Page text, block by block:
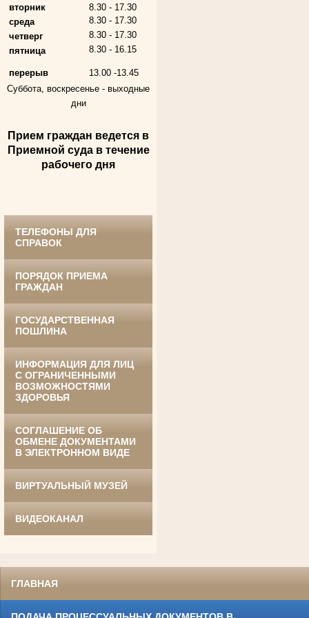
Андрющенкова Тамара Ивановна
Труженица тыла в годы
Великой Отечественной войны
Судья Белгородского областного суда
Ануприенко Иван Васильевич
Участник Великой Отечественной войны
суда
Винник Евдокия Трофимовна
Великой Отечественной войны
суда
в период с 1968 по 1981 гг.
вторник
8.30 - 17.30
среда
8.30 - 17.30
четверг
8.30 - 17.30
пятница
8.30 - 16.15
перерыв
13.00 -13.45
Суббота, воскресенье - выходные
дни
Прием граждан ведется в
Приемной суда в течение
рабочего дня
ТЕЛЕФОНЫ ДЛЯ
СПРАВОК
ПОРЯДОК ПРИЕМА
ГРАЖДАН
ГОСУДАРСТВЕННАЯ
ПОШЛИНА
ИНФОРМАЦИЯ ДЛЯ ЛИЦ
С ОГРАНИЧЕННЫМИ
ВОЗМОЖНОСТЯМИ
ЗДОРОВЬЯ
СОГЛАШЕНИЕ ОБ
ОБМЕНЕ ДОКУМЕНТАМИ
В ЭЛЕКТРОННОМ ВИДЕ
ВИРТУАЛЬНЫЙ МУЗЕЙ
ВИДЕОКАНАЛ
ГЛАВНАЯ